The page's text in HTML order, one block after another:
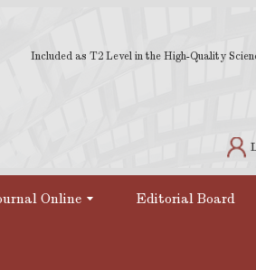
Included as T2 Level in the High-Quality
Online Editorial Board